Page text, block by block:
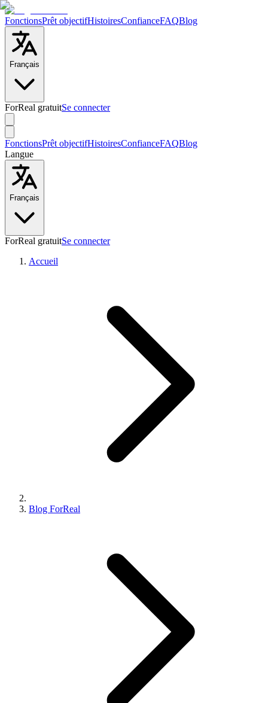
FonctionsPrêt objectifHistoiresConfianceFAQBlog
Français
ForReal gratuitSe connecter
FonctionsPrêt objectifHistoiresConfianceFAQBlog
Langue
Français
ForReal gratuitSe connecter
Accueil
Blog ForReal